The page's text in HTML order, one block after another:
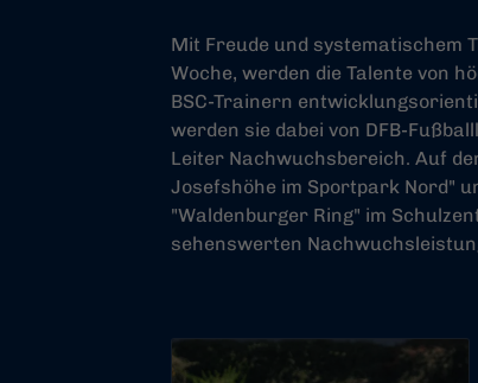
Mit Freude und systematischem
Woche, werden die Talente von
BSC-Trainern
werden sie dabei von DFB-
Leiter Nachwuchsbereich. Auf
Josefshöhe im Sportpark Nord"
"Waldenburger Ring" im
sehenswerten